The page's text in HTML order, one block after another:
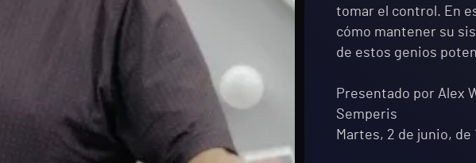
tomar el control. En
cómo mantener su
de estos genios
Presentado por Alex
Semperis
Martes, 2 de junio, de